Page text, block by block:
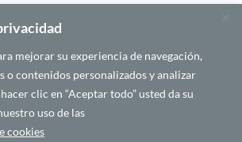
mejorar su experiencia de navegación,
o contenidos personalizados y analizar
clic en “Aceptar todo” usted da su
uso de las
cookies